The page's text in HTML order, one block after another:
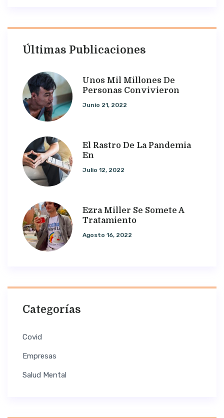
Últimas Publicaciones
Unos Mil Millones De
Personas Convivieron
Junio 21, 2022
El Rastro De La Pandemia
En
Julio 12, 2022
Ezra Miller Se Somete A
Tratamiento
Agosto 16, 2022
Categorías
Covid
Empresas
Salud Mental